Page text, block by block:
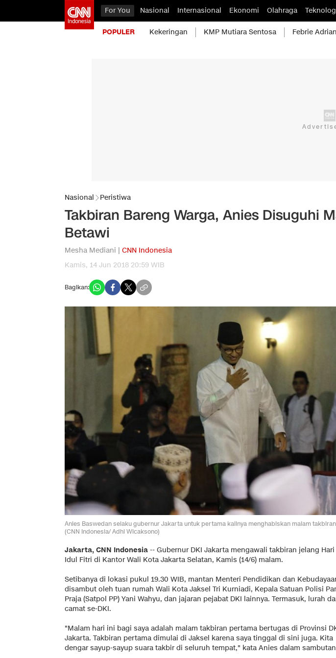
For You Nasional Internasional Ekonomi Olahraga
POPULER Kekeringan KMP Mutiara Sentosa Febrie
Nasional Peristiwa
Takbiran Bareng Warga, Anies Disuguhi
Betawi
Mesha Mediani | CNN Indonesia
Kamis, 14 Jun 2018 20:59 WIB
Bagikan:
Anies Baswedan selaku gubernur Jakarta untuk pertama kalinya menghabiskan malam
(CNN Indonesia/ Adhi Wicaksono)
Jakarta, CNN Indonesia -- Gubernur DKI Jakarta mengawali takbiran jelang Hari
Idul Fitri di Kantor Wali Kota Jakarta Selatan, Kamis (14/6) malam.
Setibanya di lokasi pukul 19.30 WIB, mantan Menteri Pendidikan dan
disambut oleh tuan rumah Wali Kota Jaksel Tri Kurniadi, Kepala Satuan Polisi
Praja (Satpol PP) Yani Wahyu, dan jajaran pejabat DKI lainnya. Termasuk, lurah
camat se-DKI.
"Malam hari ini bagi saya adalah malam takbiran pertama bertugas di Provinsi
Jakarta. Takbiran pertama dimulai di Jaksel karena saya tinggal di sini juga. Kita
dengar sayup-sayup suara takbir di seluruh tempat," kata Anies dalam